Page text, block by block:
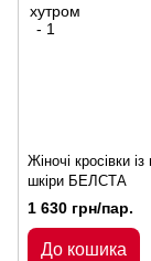
Жіночі кросівки
шкіри БЕЛСТА
1 630 грн/пар.
До кошика